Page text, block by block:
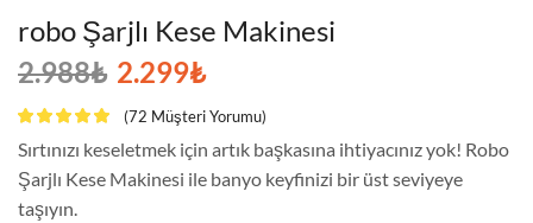
robo Şarjlı Kese Makinesi
2.988₺ 2.299₺
(72 Müşteri Yorumu)
Sırtınızı keseletmek için artık başkasına ihtiyacınız yok! Robo
Şarjlı Kese Makinesi ile banyo keyfinizi bir üst seviyeye
taşıyın.